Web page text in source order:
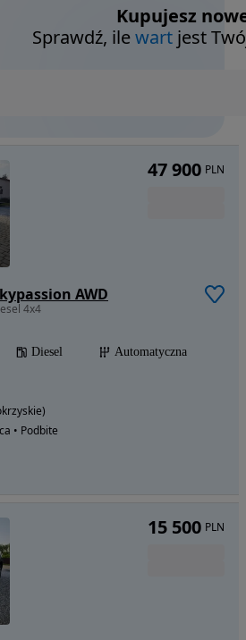
Kupujesz
Sprawdź, ilewart jest
AWD
4x4
Diesel
Automatyczna
• Podbite
47 900 PLN
15 500 PLN